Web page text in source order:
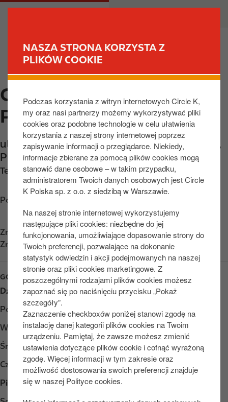
NASZA STRONA KORZYSTA Z
PLIKÓW COOKIE
Podczas korzystania z witryn internetowych Circle K,
my oraz nasi partnerzy możemy wykorzystywać pliki
cookies oraz podobne technologie w celu ułatwienia
korzystania z naszej strony internetowej poprzez
zapisywanie informacji o przeglądarce. Niekiedy,
informacje zbierane za pomocą plików cookies mogą
stanowić dane osobowe – w takim przypadku,
administratorem Twoich danych osobowych jest Circle
K Polska sp. z o.o. z siedzibą w Warszawie.
Na naszej stronie internetowej wykorzystujemy
następujące pliki cookies: niezbędne do jej
funkcjonowania, umożliwiające dopasowanie strony do
Twoich preferencji, pozwalające na dokonanie
statystyk odwiedzin i akcji podejmowanych na naszej
stronie oraz pliki cookies marketingowe. Z
poszczególnymi rodzajami plików cookies możesz
zapoznać się po naciśnięciu przycisku „Pokaż
szczegóły”.
Zaznaczenie checkboxów poniżej stanowi zgodę na
instalację danej kategorii plików cookies na Twoim
urządzeniu. Pamiętaj, że zawsze możesz zmienić
ustawienia dotyczące plików cookie i cofnąć wyrażoną
zgodę. Więcej informacji w tym zakresie oraz
możliwość dostosowania swoich preferencji znajduje
się w naszej Polityce cookies.
d
o
e
ś
c
M
v
CIRCLE K LODZ,
PRZYBYSZEWSKIEGO
ul. Przybyszewskiego 199-205 ,Łódź,
,
PL
Telefon: +48426494194
Poznaj wskazówki dojazdu
Znajdź nas naApp Store
Znajdź nas naGoogle Play
GODZINY OTWARCIA
Dzień
Opening hours
Poniedziałek
Otwarte 24/7
Wtorek
Otwarte 24/7
Środa
Otwarte 24/7
Czwartek
Otwarte 24/7
Piątek
Otwarte 24/7